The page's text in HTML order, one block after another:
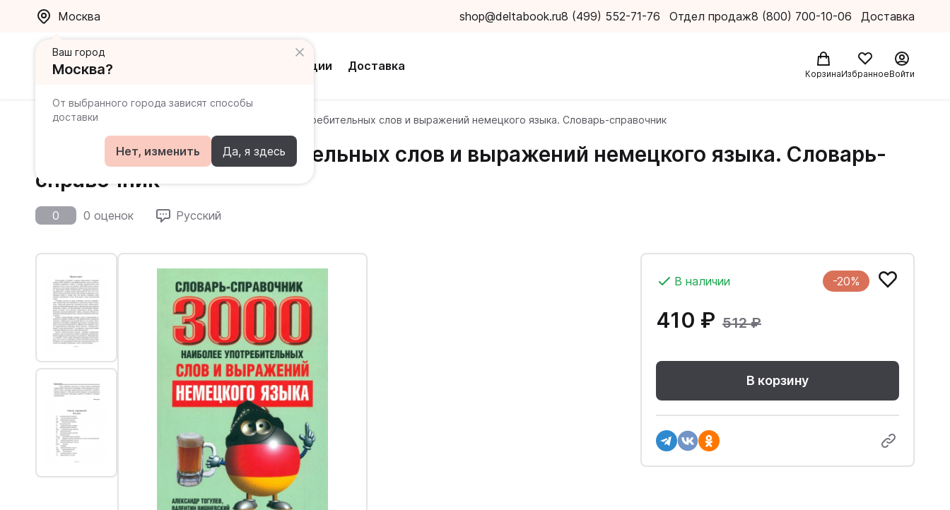
Москва shop@deltabook.ru8 (499) 552-71-76 Отдел продаж8 (800) 700-10-06 Доставка
Акции Доставка
КорзинаИзбранноеВойти
Ваш город
Москва?
От выбранного города зависят способы
доставки
Нет, изменить Да, я здесь
Главная Каталог 3000 наиболее употребительных слов и выражений немецкого языка. Словарь-справочник
3000 наиболее употребительных слов и выражений немецкого языка. Словарь-
справочник
0 0 оценок Русский
В наличии -20%
410 ₽ 512 ₽
В корзину